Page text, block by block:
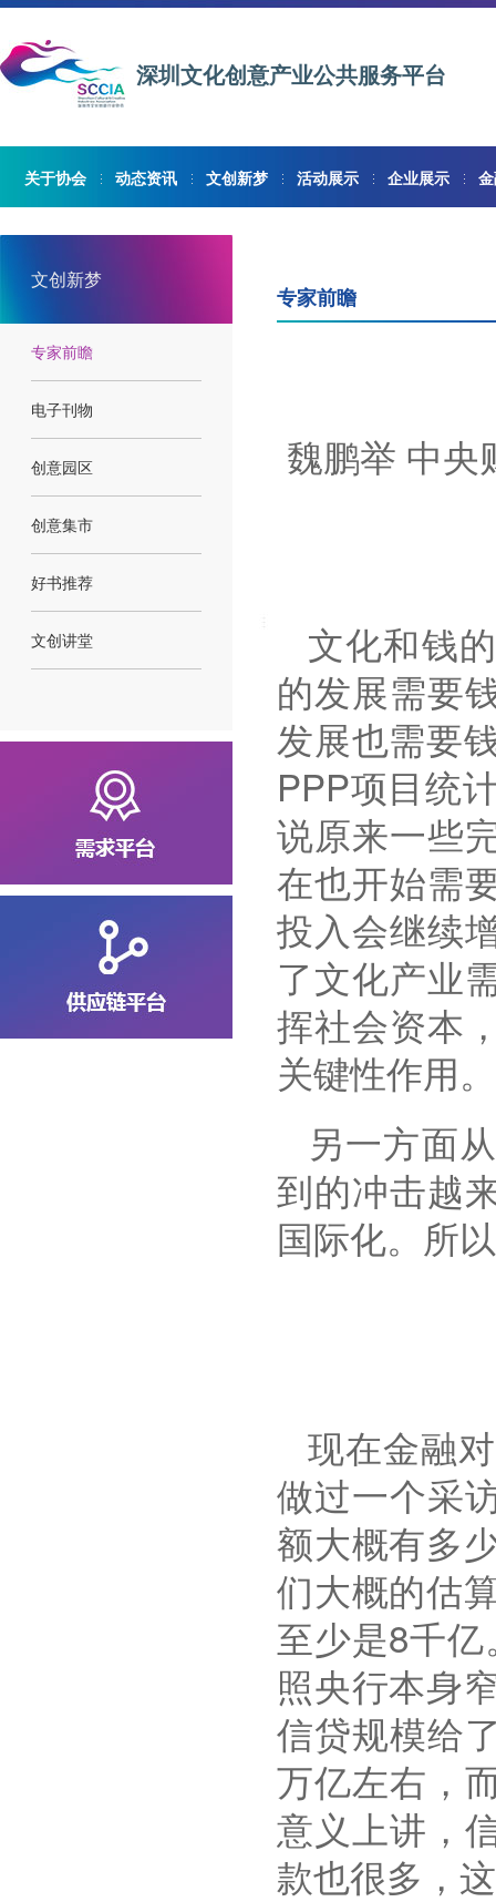
深圳文化创意产业公共服务平台
关于协会 动态资讯 文创新梦 活动展示 企业展示
文创新梦
专家前瞻
电子刊物
创意园区
创意集市
好书推荐
文创讲堂
专家前瞻
魏鹏举 中央
文化和钱
的发展需要
发展也需要
PPP项目统
说原来一些
在也开始需
投入会继续
了文化产业
挥社会资本
关键性作用。
另一方面
到的冲击越
国际化。所
现在金融
做过一个采
额大概有多
们大概的估
至少是8千亿
照央行本身
信贷规模给
万亿左右，
意义上讲，
款也很多，